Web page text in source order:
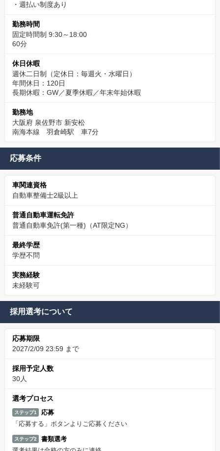
・週払い制度あり
勤務時間
固定時間制 9:30～18:00
60分
休日休暇
週休二日制（定休日：毎週火・水曜日）
年間休日：120日
長期休暇：GW／夏季休暇／年末年始休暇
勤務地
大阪府 泉佐野市 新安松
南海本線 羽倉崎駅 車7分
応募条件
車関連資格
自動車整備士2級以上
普通自動車運転免許
普通自動車免許(第一種)（AT限定NG）
最終学歴
学歴不問
実務経験
未経験可
採用選考について
応募期限
2027/2/09 23:59 まで
採用予定人数
30人
選考プロセス
ステップ1
応募
「応募する」ボタンよりご応募ください
ステップ2
書類選考